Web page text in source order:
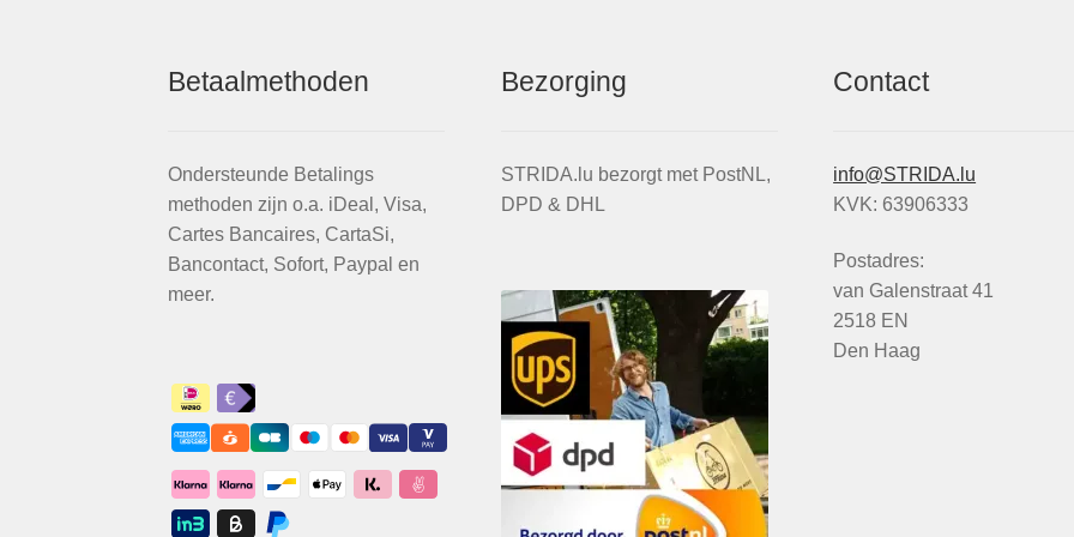
Betaalmethoden
Ondersteunde Betalings
methoden zijn o.a. iDeal, Visa,
Cartes Bancaires, CartaSi,
Bancontact, Sofort, Paypal en
meer.
Bezorging
STRIDA.lu bezorgt met PostNL,
DPD & DHL
Contact
info@STRIDA.lu
KVK: 63906333
Postadres:
van Galenstraat 41
2518 EN
Den Haag